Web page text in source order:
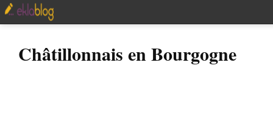
Châtillonnais en Bourgogne